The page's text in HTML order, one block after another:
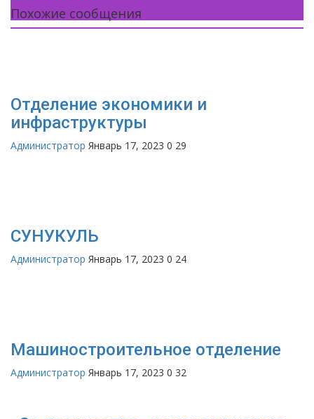
Похожие сообщения
Отделение экономики и
инфраструктуры
Администратор Январь 17, 2023 0 29
СУНУКУЛЬ
Администратор Январь 17, 2023 0 24
Машиностроительное отделение
Администратор Январь 17, 2023 0 32